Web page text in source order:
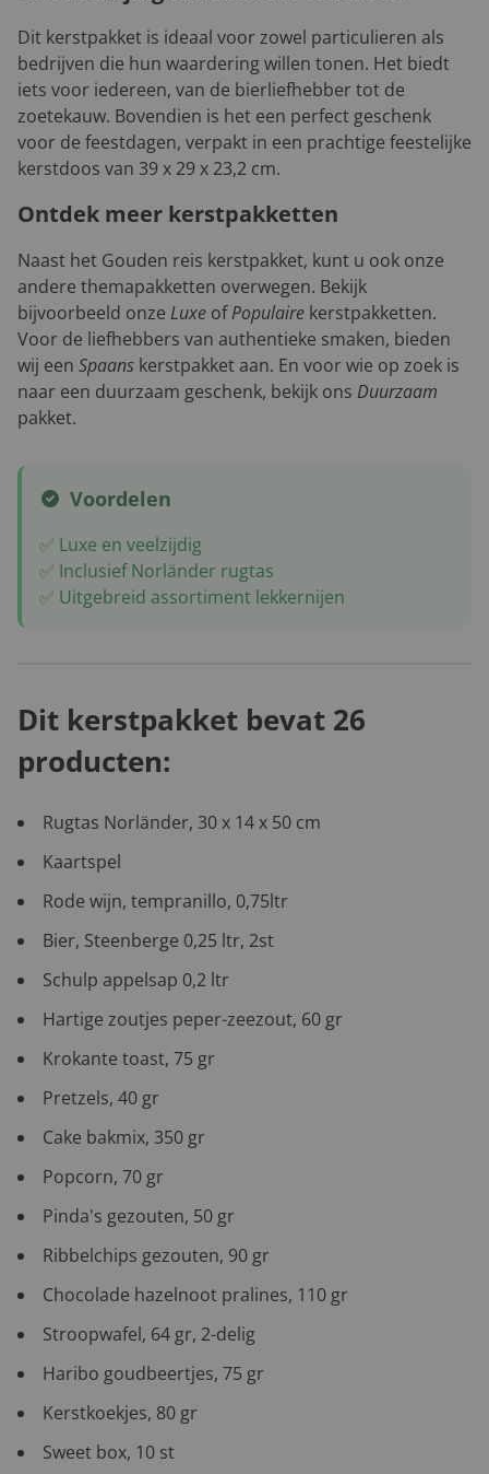
Dit kerstpakket is ideaal voor zowel particulieren als
bedrijven die hun waardering willen tonen. Het biedt
iets voor iedereen, van de bierliefhebber tot de
zoetekauw. Bovendien is het een perfect geschenk
voor de feestdagen, verpakt in een prachtige feestelijke
kerstdoos van 39 x 29 x 23,2 cm.
Ontdek meer kerstpakketten
Naast het Gouden reis kerstpakket, kunt u ook onze
andere themapakketten overwegen. Bekijk
bijvoorbeeld onze Luxe ofPopulaire kerstpakketten.
Voor de liefhebbers van authentieke smaken, bieden
wij een Spaans kerstpakket aan. En voor wie op zoek is
naar een duurzaam geschenk, bekijk ons Duurzaam
pakket.
Voordelen
✅ Luxe en veelzijdig
✅ Inclusief Norländer rugtas
✅ Uitgebreid assortiment lekkernijen
Dit kerstpakket bevat 26
producten:
Rugtas Norländer, 30 x 14 x 50 cm
Kaartspel
Rode wijn, tempranillo, 0,75ltr
Bier, Steenberge 0,25 ltr, 2st
Schulp appelsap 0,2 ltr
Hartige zoutjes peper-zeezout, 60 gr
Krokante toast, 75 gr
Pretzels, 40 gr
Cake bakmix, 350 gr
Popcorn, 70 gr
Pinda's gezouten, 50 gr
Ribbelchips gezouten, 90 gr
Chocolade hazelnoot pralines, 110 gr
Stroopwafel, 64 gr, 2-delig
Haribo goudbeertjes, 75 gr
Kerstkoekjes, 80 gr
Sweet box, 10 st